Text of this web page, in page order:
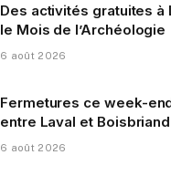
Des activités gratuites à
le Mois de l’Archéologie
6 août 2026
Fermetures ce week-end
entre Laval et Boisbriand
6 août 2026